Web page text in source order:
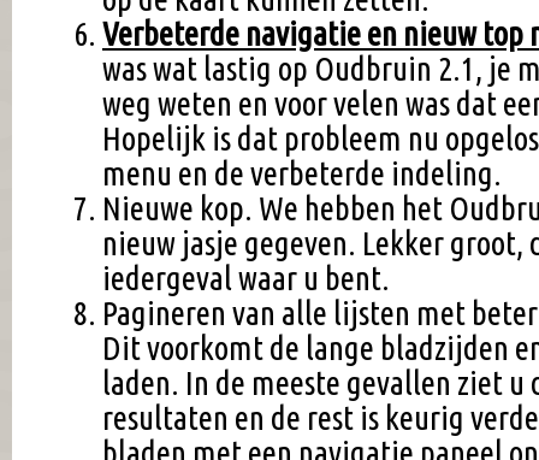
Verbeterde navigatie en nieuw top
was wat lastig op Oudbruin 2.1, je
weg weten en voor velen was dat
Hopelijk is dat probleem nu
menu en de verbeterde indeling.
Nieuwe kop. We hebben het
nieuw jasje gegeven. Lekker groot,
iedergeval waar u bent.
Pagineren van alle lijsten met
Dit voorkomt de lange bladzijden
laden. In de meeste gevallen ziet u
resultaten en de rest is keurig